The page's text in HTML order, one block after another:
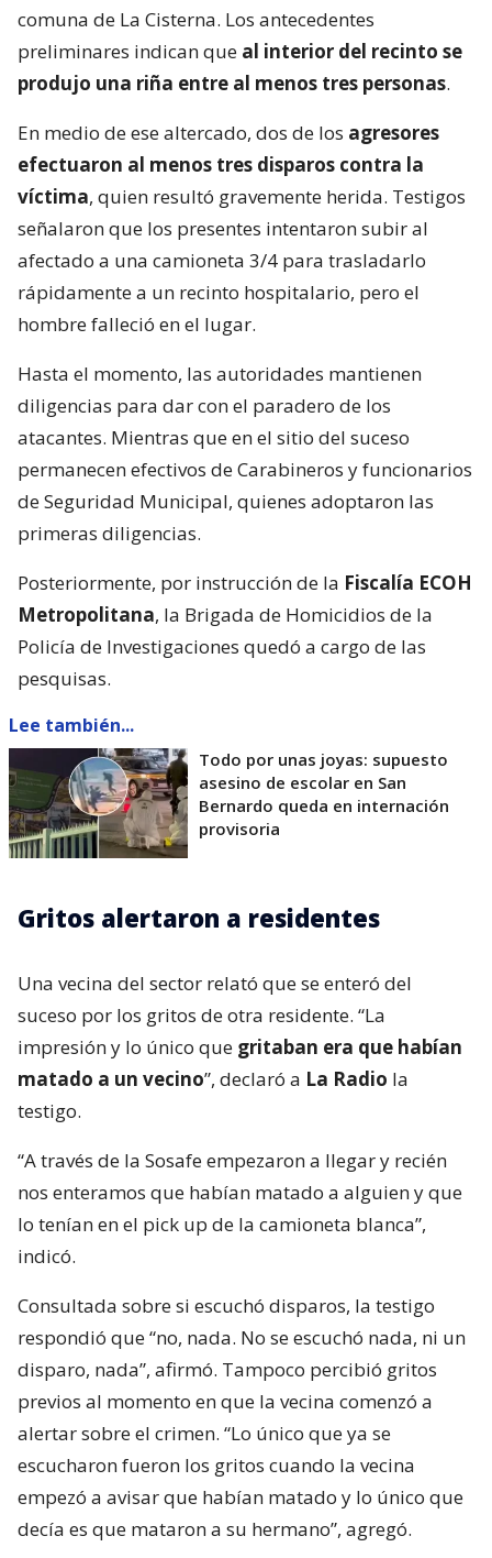
comuna de La Cisterna. Los antecedentes
preliminares indican que al interior del recinto se
produjo una riña entre al menos tres personas.
En medio de ese altercado, dos de los agresores
efectuaron al menos tres disparos contra la
víctima, quien resultó gravemente herida. Testigos
señalaron que los presentes intentaron subir al
afectado a una camioneta 3/4 para trasladarlo
rápidamente a un recinto hospitalario, pero el
hombre falleció en el lugar.
Hasta el momento, las autoridades mantienen
diligencias para dar con el paradero de los
atacantes. Mientras que en el sitio del suceso
permanecen efectivos de Carabineros y funcionarios
de Seguridad Municipal, quienes adoptaron las
primeras diligencias.
Posteriormente, por instrucción de la Fiscalía ECOH
Metropolitana, la Brigada de Homicidios de la
Policía de Investigaciones quedó a cargo de las
pesquisas.
Lee también...
Todo por unas joyas: supuesto
asesino de escolar en San
Bernardo queda en internación
provisoria
Gritos alertaron a residentes
Una vecina del sector relató que se enteró del
suceso por los gritos de otra residente. “La
impresión y lo único que gritaban era que habían
matado a un vecino”, declaró a La Radio la
testigo.
“A través de la Sosafe empezaron a llegar y recién
nos enteramos que habían matado a alguien y que
lo tenían en el pick up de la camioneta blanca”,
indicó.
Consultada sobre si escuchó disparos, la testigo
respondió que “no, nada. No se escuchó nada, ni un
disparo, nada”, afirmó. Tampoco percibió gritos
previos al momento en que la vecina comenzó a
alertar sobre el crimen. “Lo único que ya se
escucharon fueron los gritos cuando la vecina
empezó a avisar que habían matado y lo único que
decía es que mataron a su hermano”, agregó.